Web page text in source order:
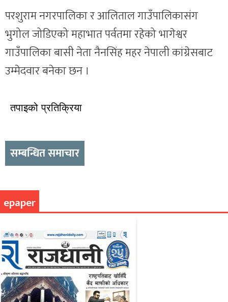
परशुराम नगरपालिका र आलिताल गाउँपालिकासंग
भुगोल जोडिएको महाभात पर्वतमा रहेको भागेश्वर
गाउँपालिका बासी नेता नैनसिंह महर नेपाली कांग्रेसबाट
उम्मेदवार बनेका छन ।
तपाइको प्रतिक्रिया
सम्बन्धित समाचार
epaper